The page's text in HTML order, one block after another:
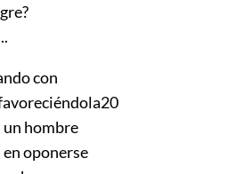
con
20
un hombre
oponerse